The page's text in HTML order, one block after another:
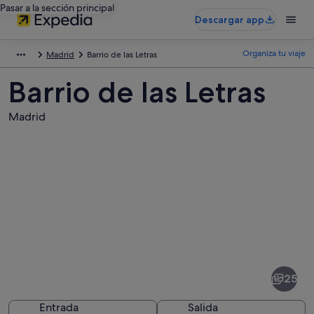
Pasar a la sección principal
Descargar app
Madrid Barrio de las Letras Organiza tu viaje
Barrio de las Letras
Madrid
las
25
Entrada
Salida